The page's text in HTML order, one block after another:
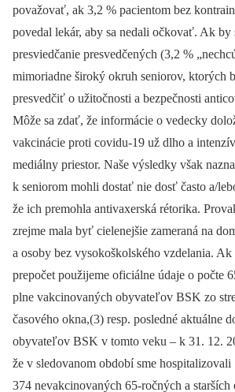
považovať, ak 3,2 % pacientom bez
povedal lekár, aby sa nedali očkovať. Ak by
presviedčanie presvedčených (3,2 %
mimoriadne široký okruh seniorov, ktorých
presvedčiť o užitočnosti a bezpečnosti
Môže sa zdať, že informácie o vedecky
vakcinácie proti covidu-19 už dlho a
mediálny priestor. Naše výsledky však
k seniorom mohli dostať nie dosť často a/
že ich premohla antivaxerská rétorika.
zrejme mala byť cielenejšie zameraná na
a osoby bez vysokoškolského vzdelania. Ak
prepočet použijeme oficiálne údaje o počte
plne vakcinovaných obyvateľov BSK zo
časového okna,(3) resp. posledné aktuálne
obyvateľov BSK v tomto veku –⁠ k 31. 12.
že v sledovanom období sme hospitalizovali
374 nevakcinovaných 65-ročných a